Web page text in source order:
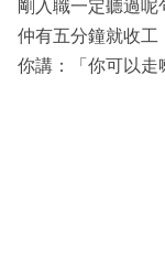
剛入職一定聽過
仲有五分鐘就收工
你講：「你可以走